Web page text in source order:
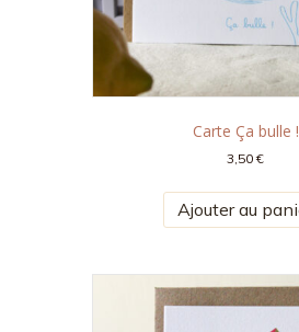
Carte Ça bulle !
3,50€
Ajouter au